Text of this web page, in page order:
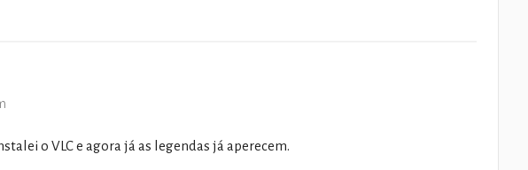
o VLC e agora já as legendas já aperecem.